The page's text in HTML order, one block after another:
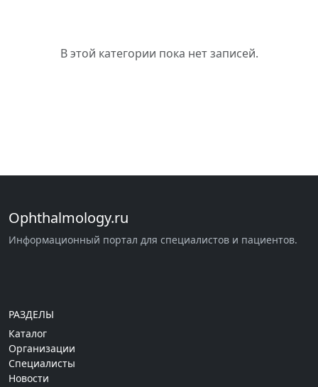
В этой категории пока нет записей.
Ophthalmology.ru
Информационный портал для специалистов и пациентов.
РАЗДЕЛЫ
Каталог
Организации
Специалисты
Новости